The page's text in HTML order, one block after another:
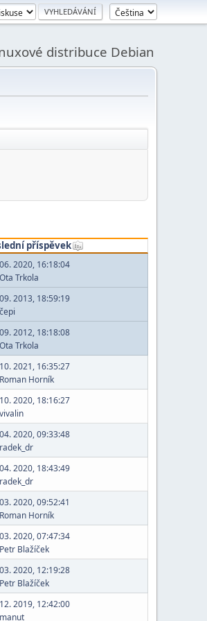
distribuce Debian
příspěvek
2020, 16:18:04
Ota Trkola
2013, 18:59:19
čepi
2012, 18:18:08
Ota Trkola
2021, 16:35:27
Roman Horník
2020, 18:16:27
vivalin
2020, 09:33:48
radek_dr
2020, 18:43:49
radek_dr
2020, 09:52:41
Roman Horník
2020, 07:47:34
Petr Blažíček
2020, 12:19:28
Petr Blažíček
2019, 12:42:00
manut